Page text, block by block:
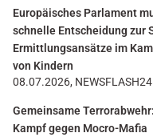
Europäisches Parlament
schnelle Entscheidung zur
Ermittlungsansätze im
von Kindern
08.07.2026, NEWSFLASH24
Gemeinsame
Kampf gegen Mocro-Mafia